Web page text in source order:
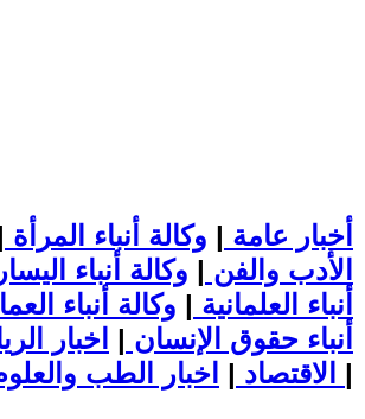
أخبار عامة | وكالة أنباء المرأة
الأدب والفن | وكالة أنباء اليسار
أنباء العلمانية | وكالة أنباء
أنباء حقوق الإنسان | اخبار
الاقتصاد | |